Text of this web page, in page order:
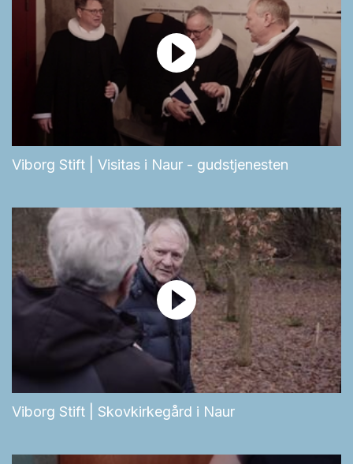
Viborg Stift | Visitas i Naur - gudstjenesten
Viborg Stift | Skovkirkegård i Naur